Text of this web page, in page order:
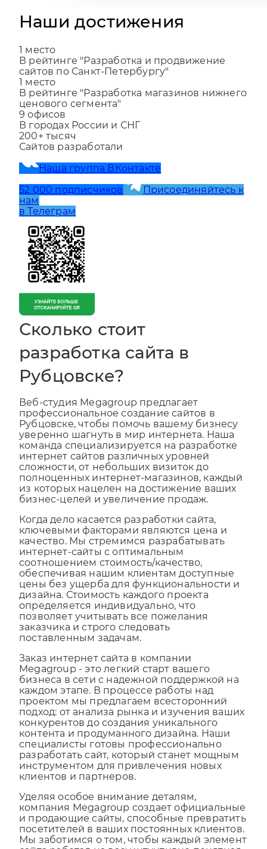
Наши достижения
В рейтинге "Разработка и продвижение
сайтов по Санкт-Петербургу"
1место
В рейтинге "Разработка магазинов нижнего
ценового сегмента"
9офисов
В городах России и СНГ
200+тысяч
Сайтов разработали
нам
в Телеграм
Сколько стоит
разработка сайта в
Рубцовске?
профессиональное создание сайтов в
Рубцовске, чтобы помочь вашему бизнесу
уверенно шагнуть в мир интернета. Наша
команда специализируется на разработке
интернет сайтов различных уровней
сложности, от небольших визиток до
полноценных интернет-магазинов, каждый
из которых нацелен на достижение ваших
бизнес-целей и увеличение продаж.
ключевыми факторами являются цена и
качество. Мы стремимся разрабатывать
интернет-сайты с оптимальным
соотношением стоимость/качество,
обеспечивая нашим клиентам доступные
цены без ущерба для функциональности и
дизайна. Стоимость каждого проекта
определяется индивидуально, что
позволяет учитывать все пожелания
заказчика и строго следовать
поставленным задачам.
Megagroup - это легкий старт вашего
бизнеса в сети с надежной поддержкой на
каждом этапе. В процессе работы над
проектом мы предлагаем всесторонний
подход: от анализа рынка и изучения ваших
конкурентов до создания уникального
контента и продуманного дизайна. Наши
специалисты готовы профессионально
разработать сайт, который станет мощным
инструментом для привлечения новых
клиентов и партнеров.
компания Megagroup создает официальные
и продающие сайты, способные превратить
посетителей в ваших постоянных клиентов.
Мы заботимся о том, чтобы каждый элемент
сайта работал на вас: интуитивно понятная